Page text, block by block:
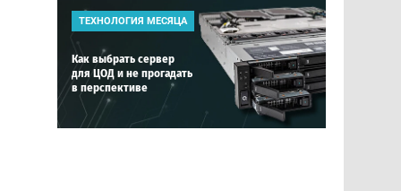
ТЕХНОЛОГИЯ МЕСЯЦА
Как выбрать сервер
для ЦОД и не прогадать
в перспективе